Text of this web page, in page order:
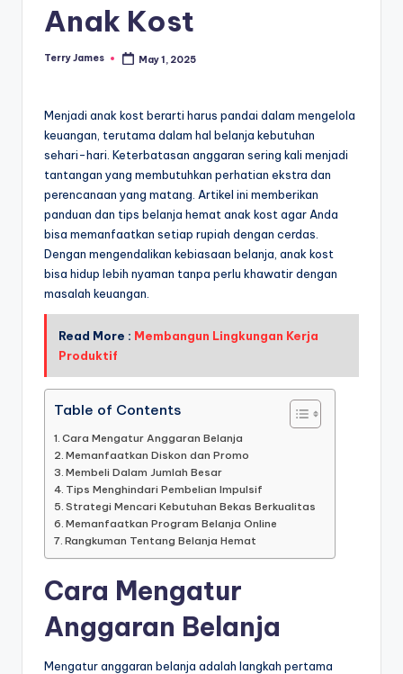
Anak Kost
Posted
Terry James May 1, 2025
Menjadi anak kost berarti harus pandai dalam mengelola
keuangan, terutama dalam hal belanja kebutuhan
sehari-hari. Keterbatasan anggaran sering kali menjadi
tantangan yang membutuhkan perhatian ekstra dan
perencanaan yang matang. Artikel ini memberikan
panduan dan tips belanja hemat anak kost agar Anda
bisa memanfaatkan setiap rupiah dengan cerdas.
Dengan mengendalikan kebiasaan belanja, anak kost
bisa hidup lebih nyaman tanpa perlu khawatir dengan
masalah keuangan.
Read More : Membangun Lingkungan Kerja
Produktif
Table of Contents
Cara Mengatur Anggaran Belanja
Memanfaatkan Diskon dan Promo
Membeli Dalam Jumlah Besar
Tips Menghindari Pembelian Impulsif
Strategi Mencari Kebutuhan Bekas Berkualitas
Memanfaatkan Program Belanja Online
Rangkuman Tentang Belanja Hemat
Cara Mengatur
Anggaran Belanja
Mengatur anggaran belanja adalah langkah pertama